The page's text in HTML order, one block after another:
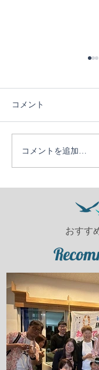
６日目！
コメント
コメントを追加…
おすす